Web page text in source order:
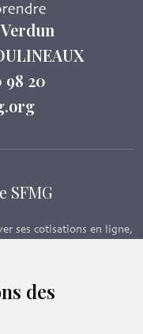
des
Verdun
98 20
SFMG
ses cotisations en ligne,